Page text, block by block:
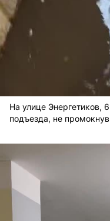
На улице Энергетиков,
подъезда, не промокнув